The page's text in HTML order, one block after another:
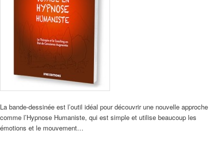
La bande-dessinée est l’outil idéal pour découvrir une nouvelle approche
comme l’Hypnose Humaniste, qui est simple et utilise beaucoup les
émotions et le mouvement…